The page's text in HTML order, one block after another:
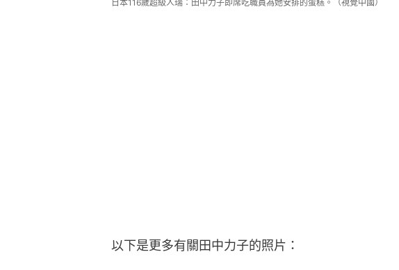
日本116歲超級人瑞：田中力子即席吃職員為她安排的蛋糕。（視覺中國）
以下是更多有關田中力子的照片：